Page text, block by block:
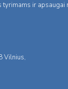
ir apsaugai
Vilnius,